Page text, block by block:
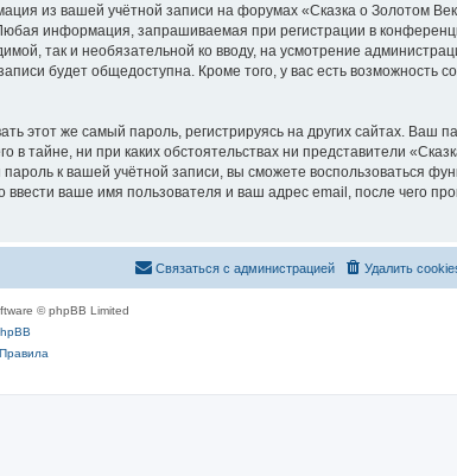
из вашей учётной записи на форумах «Сказка о Золотом
информация, запрашиваемая при регистрации в
так и необязательной ко вводу, на усмотрение
будет общедоступна. Кроме того, у вас есть возможность
же самый пароль, регистрируясь на других сайтах. Ваш
тайне, ни при каких обстоятельствах ни представители
к вашей учётной записи, вы сможете воспользоваться
ваше имя пользователя и ваш адрес email, после чего
Удалить
Связаться с администрацией
© phpBB Limited
Правила